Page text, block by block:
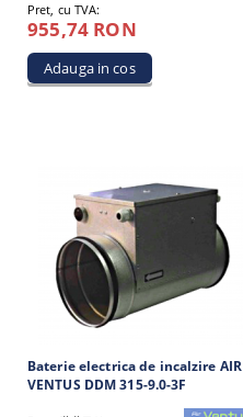
Pret, cu TVA:
955,74 RON
Baterie electrica de incalzire AIR
VENTUS DDM 315-9.0-3F